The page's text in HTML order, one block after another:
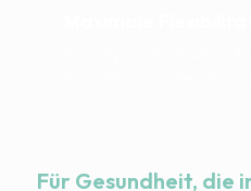
Für Gesundheit, die